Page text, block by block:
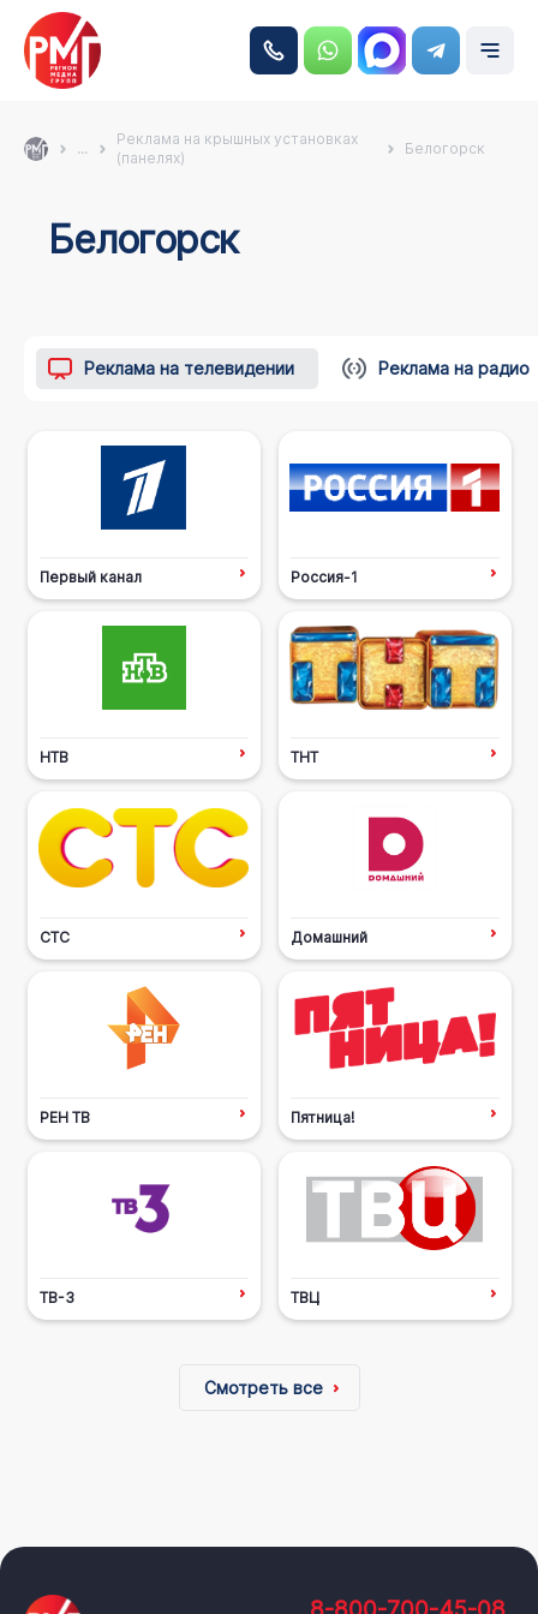
...
Реклама на крышных установках
(панелях)
Белогорск
Белогорск
Реклама на телевидении Реклама на радио
Первый канал Россия-1
НТВ ТНТ
СТС Домашний
РЕН ТВ Пятница!
ТВ-3 ТВЦ
Смотреть все